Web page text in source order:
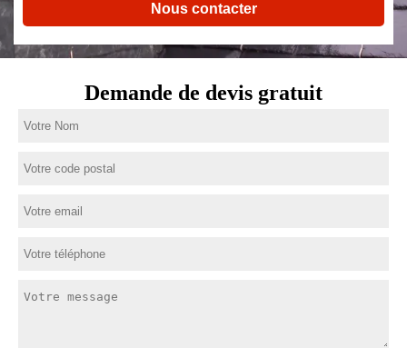
Nous contacter
Demande de devis gratuit